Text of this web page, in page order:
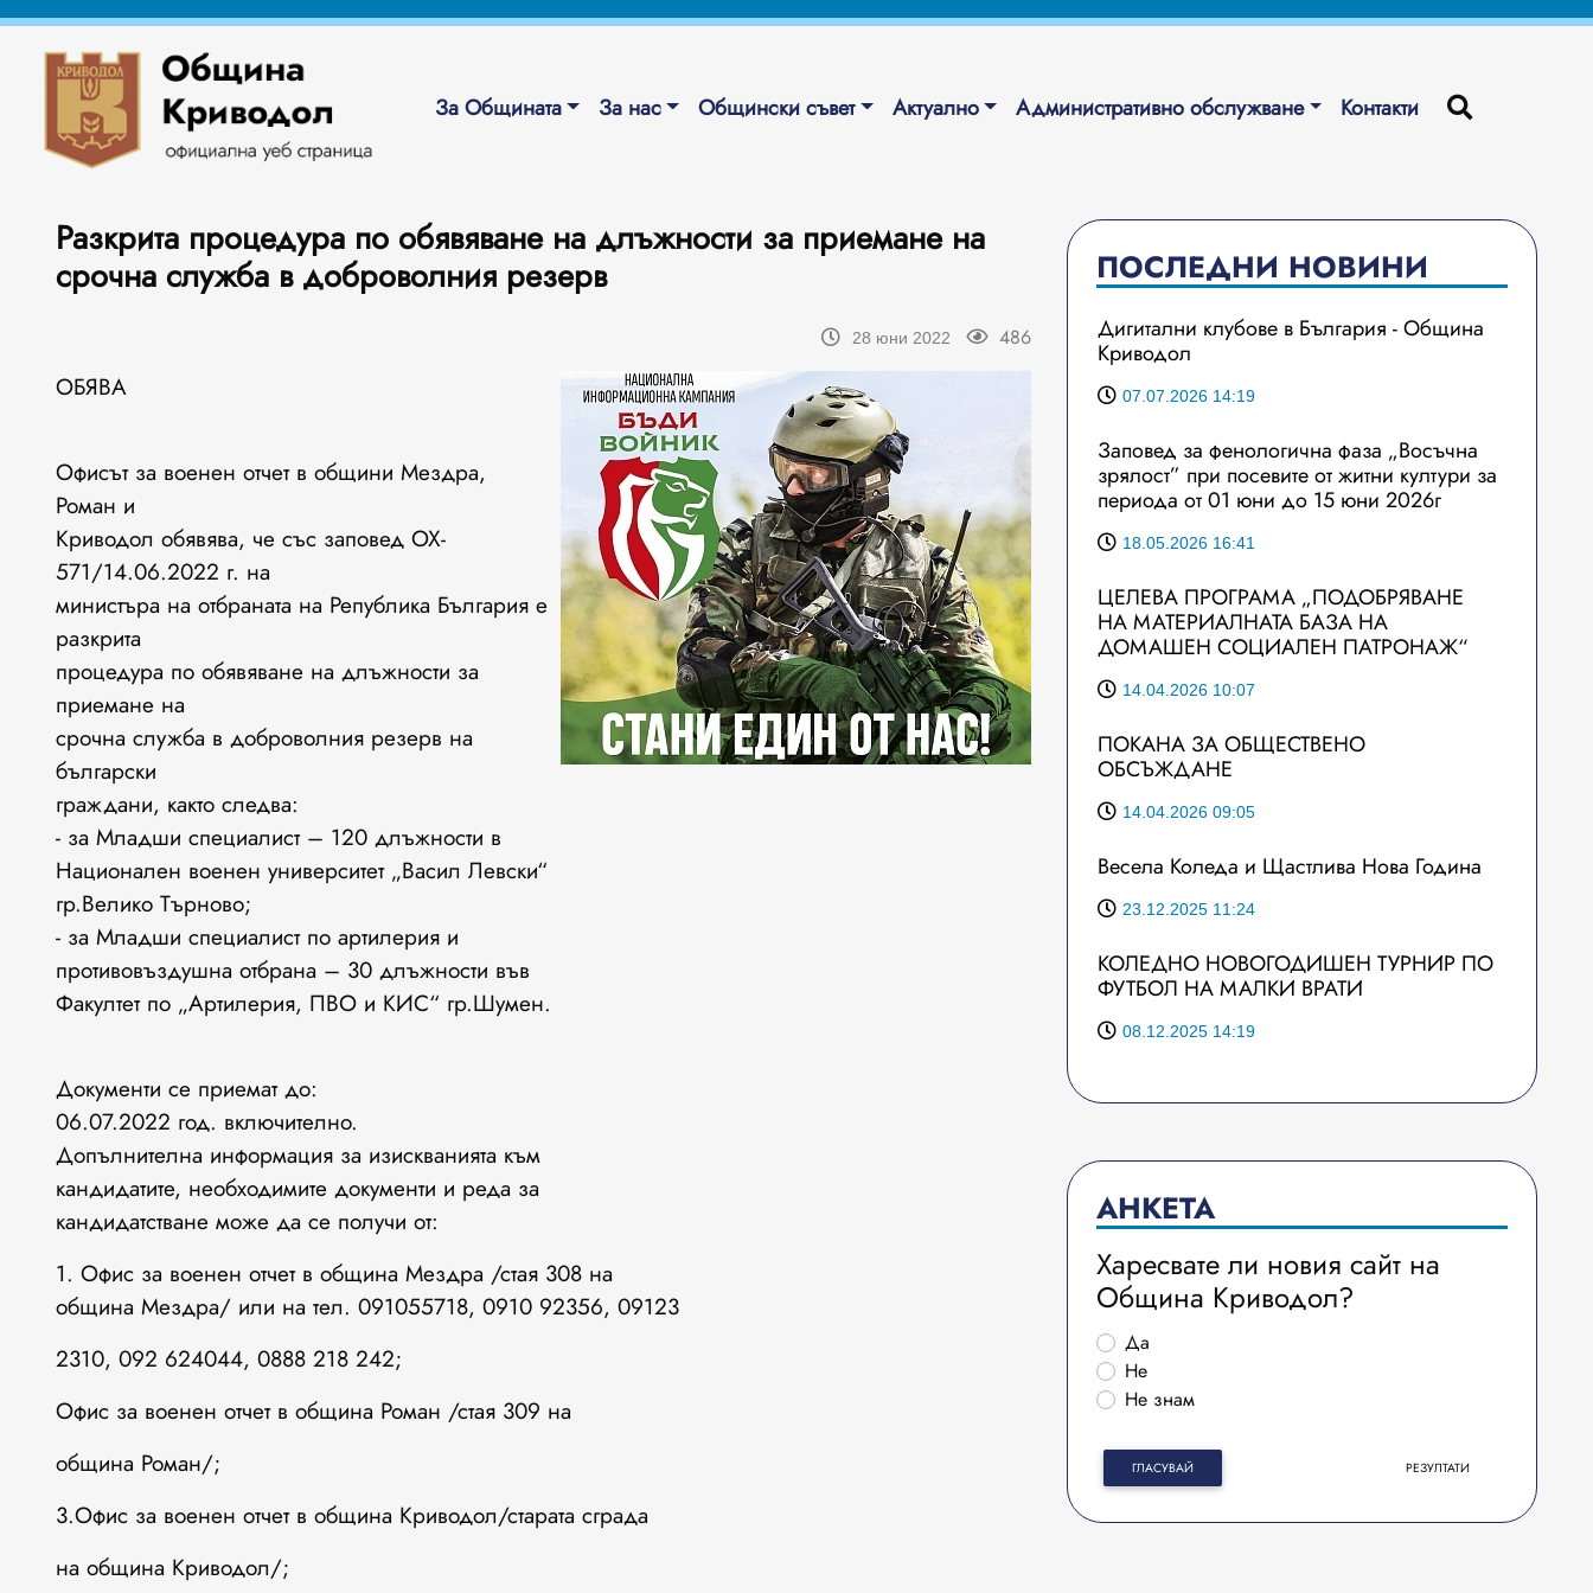
За Общината За нас Общински съвет Актуално Административно обслужване Контакти
Разкрита процедура по обявяване на длъжности за приемане на
срочна служба в доброволния резерв
28 юни 2022 486
ОБЯВА
Офисът за военен отчет в общини Мездра,
Роман и
Криводол обявява, че със заповед ОХ-
571/14.06.2022 г. на
министъра на отбраната на Република България е
разкрита
процедура по обявяване на длъжности за
приемане на
срочна служба в доброволния резерв на
български
граждани, както следва:
- за Младши специалист – 120 длъжности в
Национален военен университет „Васил Левски“
гр.Велико Търново;
- за Младши специалист по артилерия и
противовъздушна отбрана – 30 длъжности във
Факултет по „Артилерия, ПВО и КИС“ гр.Шумен.
Документи се приемат до:
06.07.2022 год. включително.
Допълнителна информация за изискванията към
кандидатите, необходимите документи и реда за
кандидатстване може да се получи от:
1. Офис за военен отчет в община Мездра /стая 308 на
община Мездра/ или на тел. 091055718, 0910 92356, 09123
2310, 092 624044, 0888 218 242;
Офис за военен отчет в община Роман /стая 309 на
община Роман/;
3.Офис за военен отчет в община Криводол/старата сграда
на община Криводол/;
ПОСЛЕДНИ НОВИНИ
Дигитални клубове в България - Община
Криводол
07.07.2026 14:19
Заповед за фенологична фаза „Восъчна
зрялост” при посевите от житни култури за
периода от 01 юни до 15 юни 2026г
18.05.2026 16:41
ЦЕЛЕВА ПРОГРАМА „ПОДОБРЯВАНЕ
НА МАТЕРИАЛНАТА БАЗА НА
ДОМАШЕН СОЦИАЛЕН ПАТРОНАЖ“
14.04.2026 10:07
ПОКАНА ЗА ОБЩЕСТВЕНО
ОБСЪЖДАНЕ
14.04.2026 09:05
Весела Коледа и Щастлива Нова Година
23.12.2025 11:24
КОЛЕДНО НОВОГОДИШЕН ТУРНИР ПО
ФУТБОЛ НА МАЛКИ ВРАТИ
08.12.2025 14:19
АНКЕТА
Харесвате ли новия сайт на
Община Криводол?
Да
Не
Не знам
ГЛАСУВАЙ РЕЗУЛТАТИ